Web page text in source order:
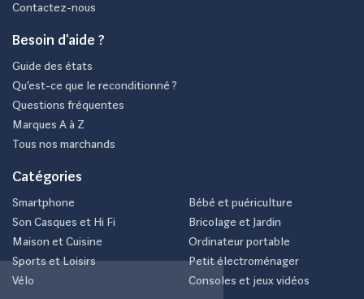
Contactez-nous
Besoin d'aide ?
Guide des états
Qu’est-ce que le reconditionné ?
Questions fréquentes
Marques A à Z
Tous nos marchands
Catégories
Smartphone
Son Casques et Hi Fi
Maison et Cuisine
Sports et Loisirs
Vélo
Bébé et puériculture
Bricolage et Jardin
Ordinateur portable
Petit électroménager
Consoles et jeux vidéos